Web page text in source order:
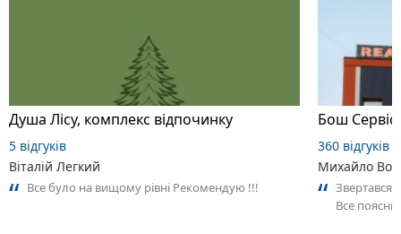
Душа Лісу, комплекс відпочинку
5 відгуків
Віталій Легкий
Все було на вищому рівні Рекомендую !!!
360 відгуків
Михайло
Звертався
Все